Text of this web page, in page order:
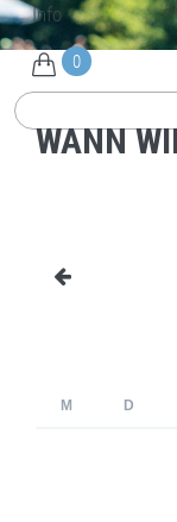
Info
0
WANN
M D